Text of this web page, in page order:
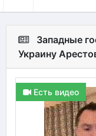
Западные
Украину
Есть видео